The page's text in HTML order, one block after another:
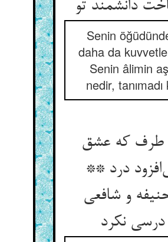
دانشمند تو
Senin
daha da
Senin âlimin
nedir, tanımadı
طرف که عشق
درد **
و شافعی
درسی نکرد